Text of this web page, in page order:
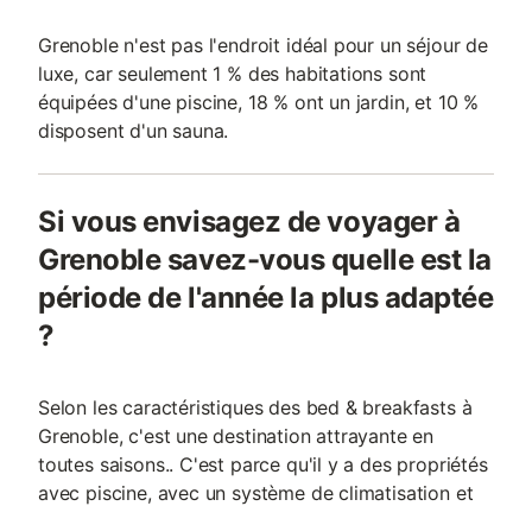
Grenoble n'est pas l'endroit idéal pour un séjour de
luxe, car seulement 1 % des habitations sont
équipées d'une piscine, 18 % ont un jardin, et 10 %
disposent d'un sauna.
Si vous envisagez de voyager à
Grenoble savez-vous quelle est la
période de l'année la plus adaptée
?
Selon les caractéristiques des bed & breakfasts à
Grenoble, c'est une destination attrayante en
toutes saisons.. C'est parce qu'il y a des propriétés
avec piscine, avec un système de climatisation et